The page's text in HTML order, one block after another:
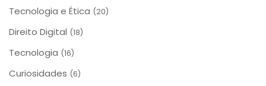
Tecnologia e Ética (20)
Direito Digital (18)
Tecnologia (16)
Curiosidades (6)